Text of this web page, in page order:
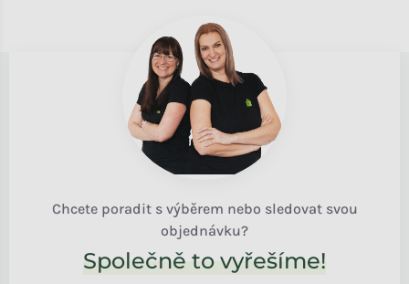
Chcete poradit s výběrem nebo sledovat svou
objednávku?
Společně to vyřešíme!